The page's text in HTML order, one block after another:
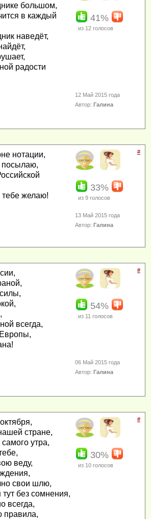
большом,
в каждый
наведёт,
радости
41%
из 12 голосов
12 Май 2015 года
Автор:Галина
нотации,
посылаю,
тебе желаю!
#
33%
из 9 голосов
13 Май 2015 года
Автор:Галина
всегда,
#
54%
из 11 голосов
06 Май 2015 года
Автор:Галина
стране,
утра,
веду,
свои шлю,
без сомнения,
всегда,
правила,
#
30%
из 10 голосов